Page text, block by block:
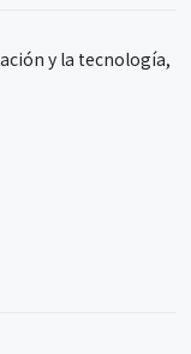
y la tecnología,